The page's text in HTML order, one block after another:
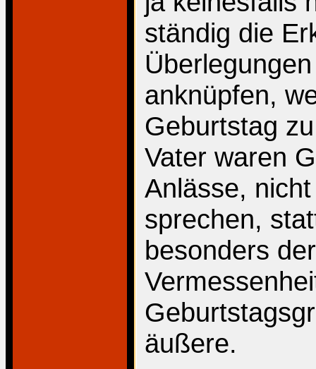
ständig die
anknüpfen,
Geburtstag
Vater waren
Anlässe,
sprechen,
besonders
äußere.